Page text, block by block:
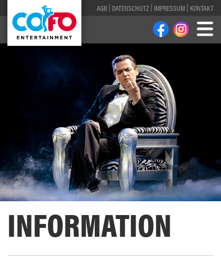
AGB DATENSCHUTZ IMPRESSUM KONTAKT
INFORMATION